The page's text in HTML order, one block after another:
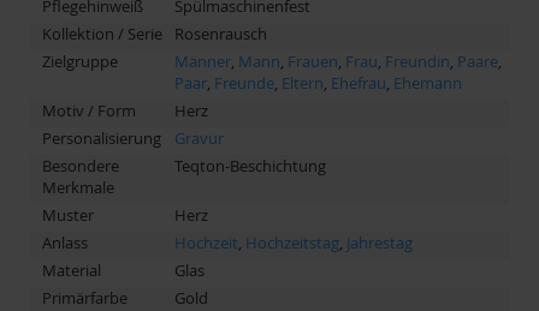
Pflegehinweiß
Spülmaschinenfest
Kollektion / Serie
Rosenrausch
Zielgruppe
Männer, Mann, Frauen, Frau, Freundin, Paare,
Paar, Freunde, Eltern, Ehefrau, Ehemann
Motiv / Form
Herz
Personalisierung
Gravur
Besondere
Merkmale
Teqton-Beschichtung
Muster
Herz
Anlass
Hochzeit, Hochzeitstag, Jahrestag
Material
Glas
Primärfarbe
Gold